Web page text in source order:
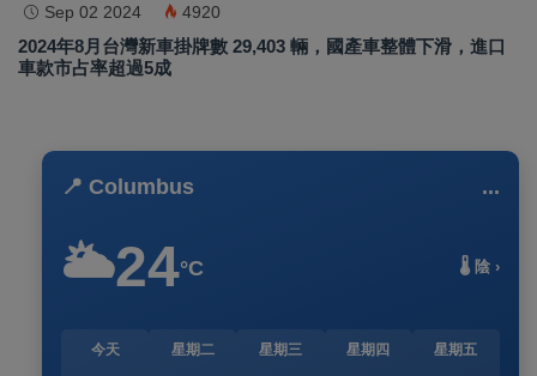
Sep 02 2024 4920
2024年8月台灣新車掛牌數 29,403 輛，國產車整體下滑，進口
車款市占率超過5成
📍 Columbus ...
🌥️24°C 🌡️ 陰 ›
今天 星期二 星期三 星期四 星期五